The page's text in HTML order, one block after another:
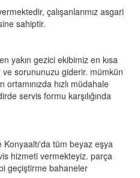
çalışanlarımız asgari
sahiptir.
yakın gezici ekibimiz en kısa
sorununuzu giderir. mümkün
hızlı müdahale
servis formu karşılığında
tüm beyaz eşya
hizmeti vermekteyiz. parça
geçiştirme bahaneler